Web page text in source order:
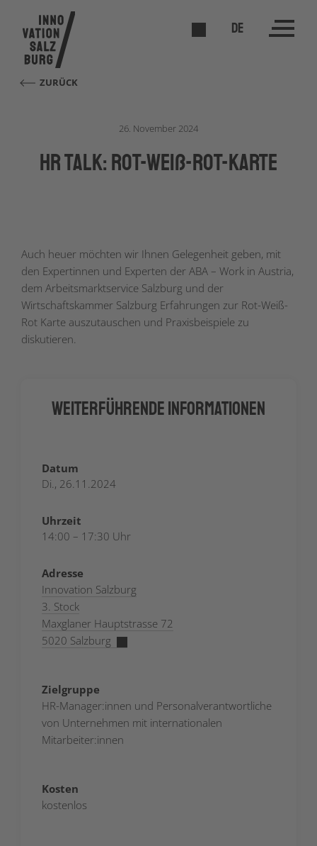
DE
ZURÜCK
26. November 2024
HR TALK: Rot-Weiß-Rot-Karte
Auch heuer möchten wir Ihnen Gelegenheit geben, mit
den Expertinnen und Experten der ABA – Work in Austria,
dem Arbeitsmarktservice Salzburg und der
Wirtschaftskammer Salzburg Erfahrungen zur Rot-Weiß-
Rot Karte auszutauschen und Praxisbeispiele zu
diskutieren.
Weiterführende Informationen
Datum
Di., 26.11.2024
Uhrzeit
14:00 – 17:30 Uhr
Adresse
Innovation Salzburg
3. Stock
Maxglaner Hauptstrasse 72
5020 Salzburg
Zielgruppe
HR-Manager:innen und Personalverantwortliche
von Unternehmen mit internationalen
Mitarbeiter:innen
Kosten
kostenlos